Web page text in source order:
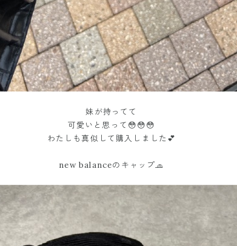
妹が持ってて
可愛いと思って😳😳😳
わたしも真似して購入しました💕
new balanceのキャップ🧢